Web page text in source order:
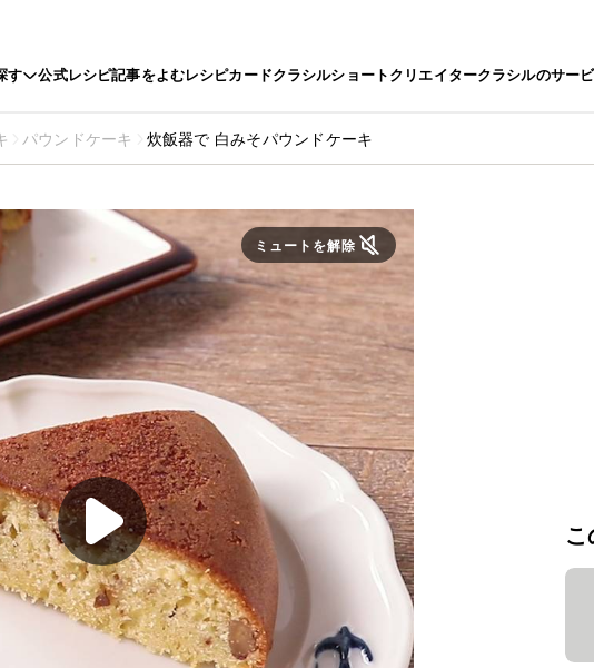
す 公式レシピ記事をよむレシピカードクラシルショートクリエイタークラシルのサー
パウンドケーキ 炊飯器で 白みそパウンドケーキ
ミュートを解除